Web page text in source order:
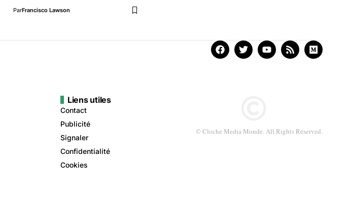
ParFrancisco Lawson
Liens utiles
Contact
Publicité
Signaler
Confidentialité
Cookies
© Cloche Media Monde. All Rights Reserved.